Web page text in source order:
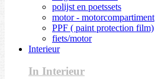
polijst en poetssets
motor - motorcompartiment
PPF ( paint protection film)
fiets/motor
Interieur
In Interieur